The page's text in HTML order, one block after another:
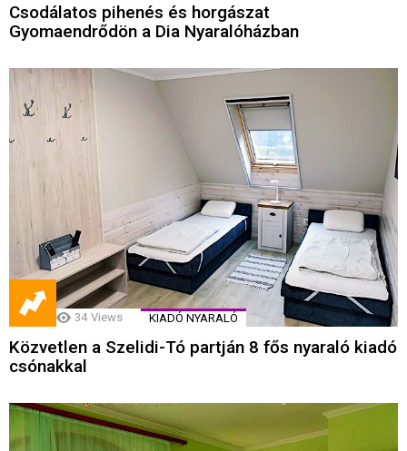
Csodálatos pihenés és horgászat
Gyomaendrődön a Dia Nyaralóházban
34 Views KIADÓ NYARALÓ
Közvetlen a Szelidi-Tó partján 8 fős nyaraló kiadó
csónakkal